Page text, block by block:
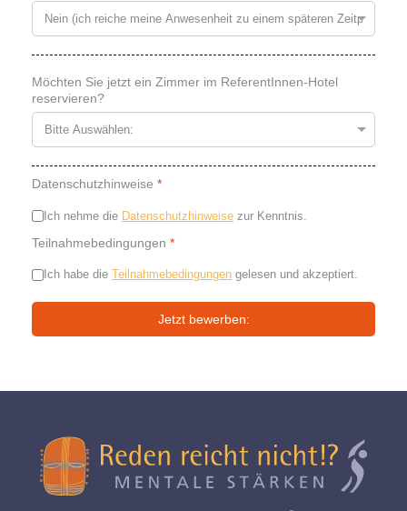
Möchten Sie jetzt ein Zimmer im ReferentInnen-Hotel
reservieren?
Datenschutzhinweise *
Ich nehme die Datenschutzhinweise zur Kenntnis.
Teilnahmebedingungen *
Ich habe die Teilnahmebedingungen gelesen und akzeptiert.
Jetzt bewerben: